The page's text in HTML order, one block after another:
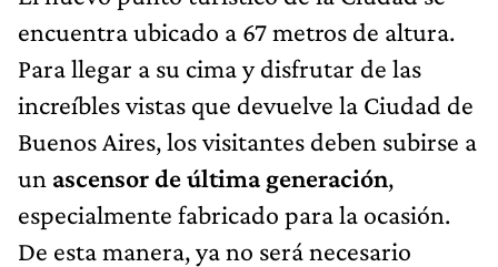
encuentra ubicado a 67 metros de altura.
Para llegar a su cima y disfrutar de las
increíbles vistas que devuelve la Ciudad de
Buenos Aires, los visitantes deben subirse a
un ascensor de última generación,
especialmente fabricado para la ocasión.
De esta manera, ya no será necesario